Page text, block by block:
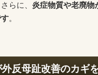
らに、 炎症物質や老廃物
。
反母趾改善のカギ